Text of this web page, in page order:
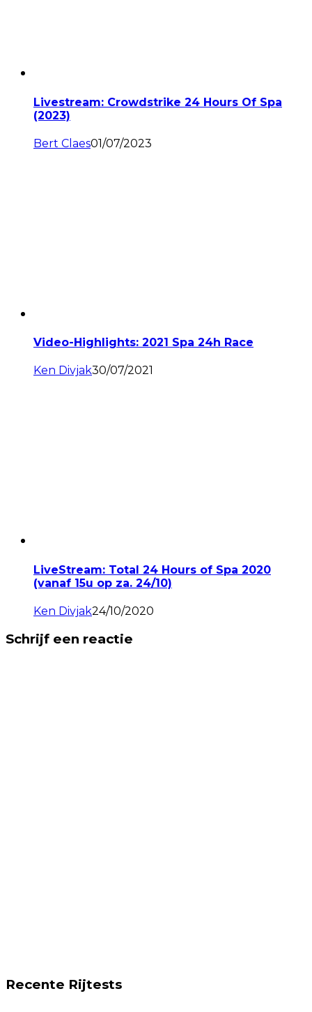
Livestream: Crowdstrike 24 Hours Of Spa
(2023)
Bert Claes01/07/2023
Video-Highlights: 2021 Spa 24h Race
Ken Divjak30/07/2021
LiveStream: Total 24 Hours of Spa 2020
(vanaf 15u op za. 24/10)
Ken Divjak24/10/2020
Schrijf een reactie
Recente Rijtests